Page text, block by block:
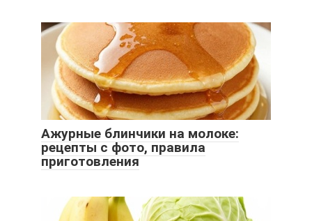
Ажурные блинчики на молоке:
рецепты с фото, правила
приготовления